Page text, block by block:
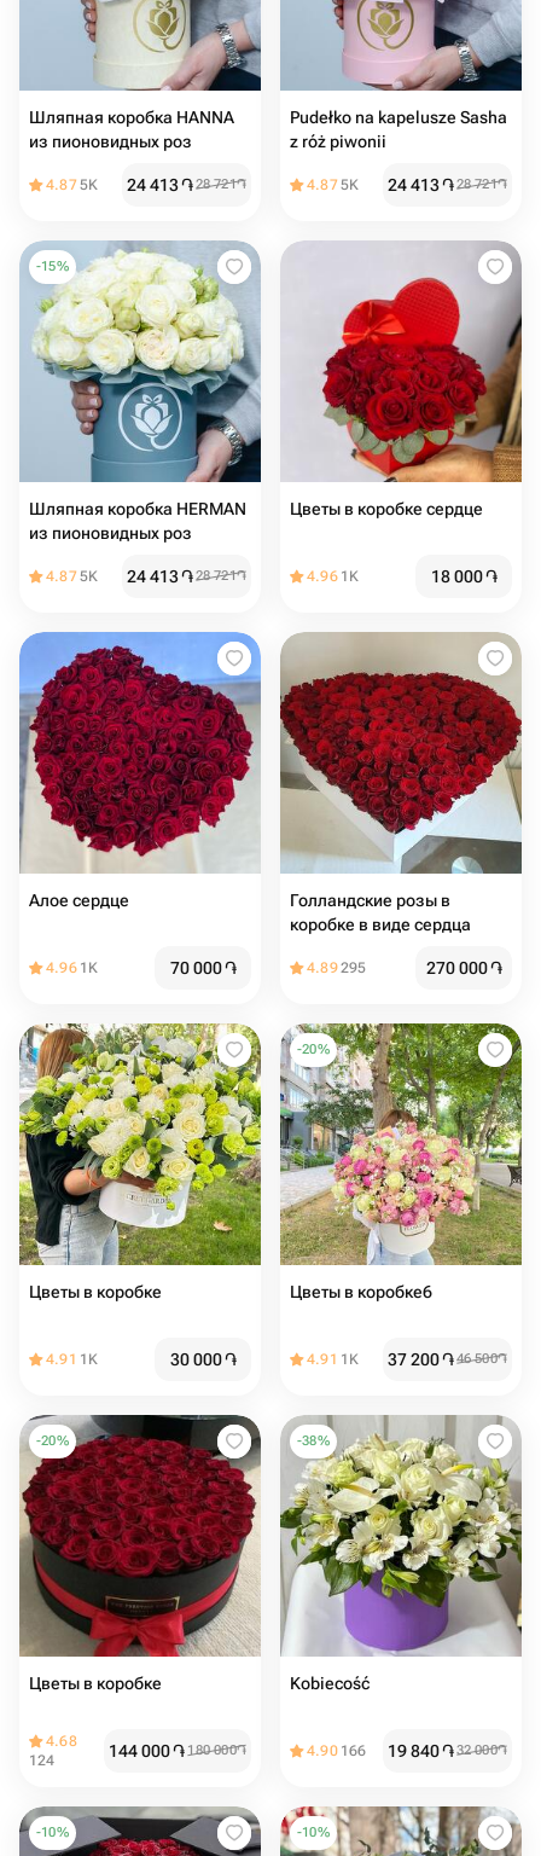
Шляпная коробка HANNA
из пионовидных роз
4.875K 24 413֏28 721֏
Pudełko na kapelusze Sasha
z róż piwonii
4.875K 24 413֏28 721֏
-15%
Шляпная коробка HERMAN
из пионовидных роз
4.875K 24 413֏28 721֏
Цветы в коробке сердце
4.96 1K 18 000֏
Алое сердце
4.96 1K 70 000֏
Голландские розы в
коробке в виде сердца
4.89295 270 000֏
Цветы в коробке
4.91 1K 30 000֏
-20%
Цветы в коробке6
4.91 1K 37 200֏46 500֏
-20%
Цветы в коробке
4.68
124
144 000֏ 180 000֏
-38%
Kobiecość
4.90 166 19 840֏32 000֏
-10% -10%